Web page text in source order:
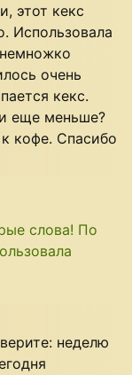
этот кекс
Использовала
очень
кекс.
еще меньше?
кофе. Спасибо
слова! По
неделю